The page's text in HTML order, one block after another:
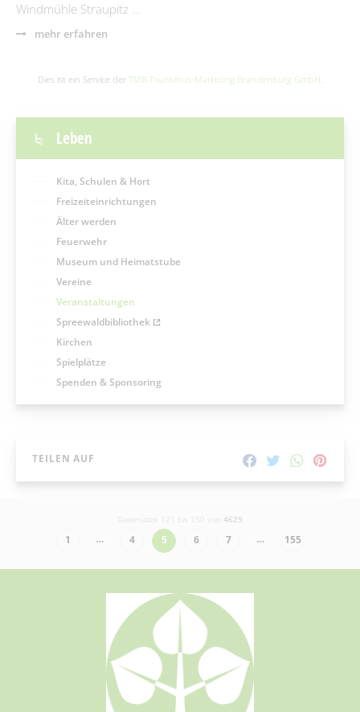
Windmühle Straupitz …
mehr erfahren
Dies ist ein Service der TMB Tourismus-Marketing Brandenburg GmbH.
Leben
Kita, Schulen & Hort
Freizeiteinrichtungen
Älter werden
Feuerwehr
Museum und Heimatstube
Vereine
Veranstaltungen
Spreewaldbibliothek
Kirchen
Spielplätze
Spenden & Sponsoring
TEILEN AUF
Datensätze 121 bis 150 von 4629
1 … 4 5 6 7 … 155